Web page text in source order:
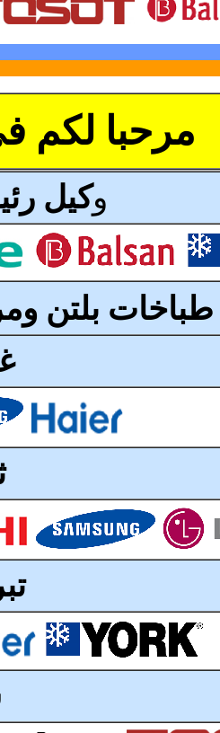
مرحبا
وكيل
طباخات بلتن